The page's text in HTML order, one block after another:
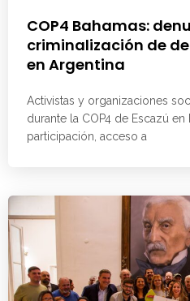
COP4 Bahamas:
criminalización de
en Argentina
Activistas y organizaciones
durante la COP4 de Escazú
participación, acceso a